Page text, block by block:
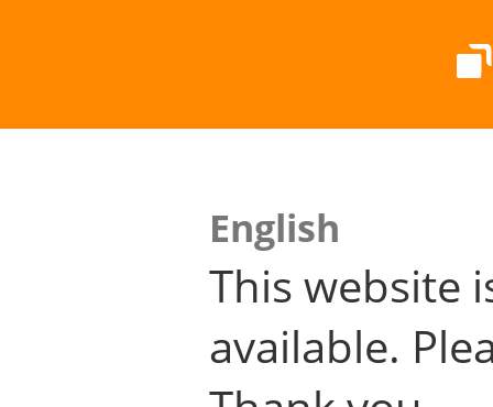
English
This website
available.